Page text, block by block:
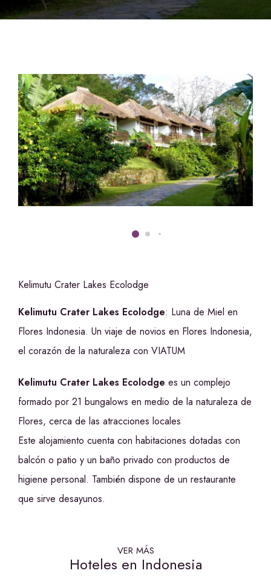
Kelimutu Crater Lakes Ecolodge
Kelimutu Crater Lakes Ecolodge: Luna de Miel en
Flores Indonesia. Un viaje de novios en Flores Indonesia,
el corazón de la naturaleza con VIATUM
Kelimutu Crater Lakes Ecolodge es un complejo
formado por 21 bungalows en medio de la naturaleza de
Flores, cerca de las atracciones locales
Este alojamiento cuenta con habitaciones dotadas con
balcón o patio y un baño privado con productos de
higiene personal. También dispone de un restaurante
que sirve desayunos.
VER MÁS
Hoteles en Indonesia